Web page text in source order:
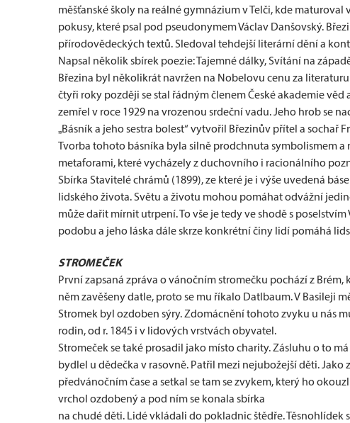
měšťanské školy na reálné gymnázium v Telči, kde
pokusy, které psal pod pseudonymem Václav Danšovský.
přírodovědeckých textů. Sledoval tehdejší literární dění a
Napsal několik sbírek poezie: Tajemné dálky, Svítání na
Březina byl několikrát navržen na Nobelovu cenu za
čtyři roky později se stal řádným členem České akademie
zemřel v roce 1929 na vrozenou srdeční vadu. Jeho hrob se
„Básník a jeho sestra bolest“ vytvořil Březinův přítel a sochař
Tvorba tohoto básníka byla silně prodchnuta symbolismem
metaforami, které vycházely z duchovního i racionálního
Sbírka Stavitelé chrámů (1899), ze které je i výše uvedená
lidského života. Světu a životu mohou pomáhat odvážní
může dařit mírnit utrpení. To vše je tedy ve shodě s
podobu a jeho láska dále skrze konkrétní činy lidí pomáhá
STROMEČEK
První zapsaná zpráva o vánočním stromečku pochází z
něm zavěšeny datle, proto se mu říkalo Datlbaum. V Basileji
Stromek byl ozdoben sýry. Zdomácnění tohoto zvyku u nás
rodin, od r. 1845 i v lidových vrstvách obyvatel.
Stromeček se také prosadil jako místo charity. Zásluhu o to
bydlel u dědečka v rasovně. Patřil mezi nejubožejší děti.
předvánočním čase a setkal se tam se zvykem, který ho
vrchol ozdobený a pod ním se konala sbírka
na chudé děti. Lidé vkládali do pokladnic štědře.